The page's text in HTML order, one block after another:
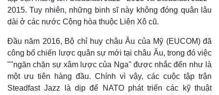
2015. Tuy nhiên, những binh sĩ này không đóng quân lâu
dài ở các nước Cộng hòa thuộc Liên Xô cũ.
Đầu năm 2016, Bộ chỉ huy châu Âu của Mỹ (EUCOM) đã
công bố chiến lược quân sự mới tại châu Âu, trong đó việc
""ngăn chặn sự xâm lược của Nga" được nhắc đến như là
một ưu tiên hàng đầu. Chính vì vậy, các cuộc tập trận
Steadfast Jazz là dịp để NATO phát triển các kỹ thuật